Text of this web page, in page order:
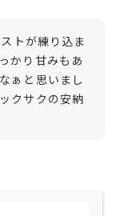
トが練り込ま
かり甘みもあ
ぁと思いまし
クサクの安納